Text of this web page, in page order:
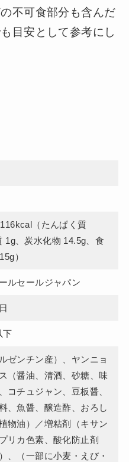
不可食部分も含んだ
目安として参考にし
（たんぱく質
1g、炭水化物 14.5g、食
）
ルセールジャパン
下
ゼンチン産）、ヤンニョ
（醤油、清酒、砂糖、味
コチュジャン、豆板醤、
、魚醤、醸造酢、おろし
物油）／増粘剤（キサン
リカ色素、酸化防止剤
、（一部に小麦・えび・